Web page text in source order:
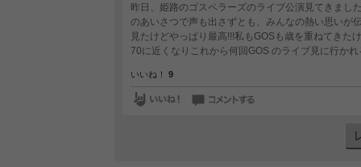
昨日、姫路のゴスペラーズのライブ公演見てきまし
のあいさつで声も出さずとも、みんなの熱い思いが
見たけどやっぱり最高!!!私もGOSも歳を重ねてきた
70に近くなりこれから何回GOS のライブ見に行か
いいね！ 9